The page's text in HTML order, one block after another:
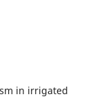
in irrigated